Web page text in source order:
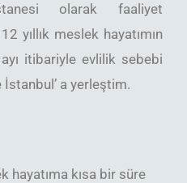
olarak faaliyet
yıllık meslek hayatımın
itibariyle evlilik sebebi
İstanbul’ a yerleştim.
hayatıma kısa bir süre